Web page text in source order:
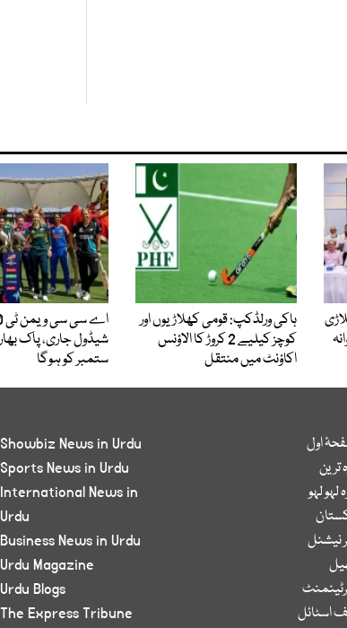
ہاکی ورلڈکپ: قومی کھلاڑیوں اور
کوچز کیلیے 2 کروڑ کا الاؤنس
اکاؤنٹ میں منتقل
ستمبر کو ہوگا
اول
ترین
لہو لہو
نیشنل
اسٹائل
Showbiz News in Urdu
Sports News in Urdu
International News in
Urdu
Business News in Urdu
Urdu Magazine
Urdu Blogs
The Express Tribune